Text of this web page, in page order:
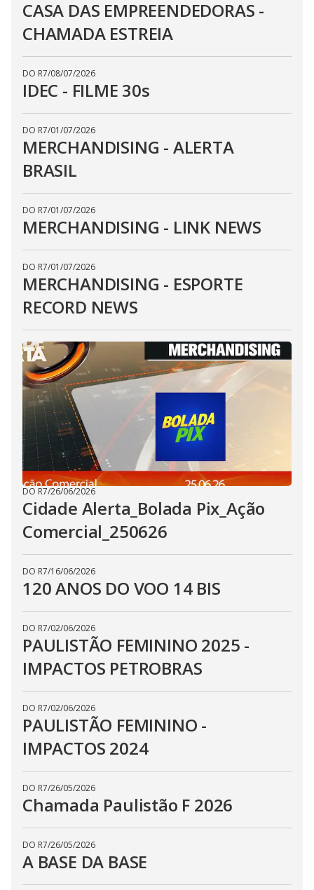
CASA DAS EMPREENDEDORAS -
CHAMADA ESTREIA
DO R7/08/07/2026
IDEC - FILME 30s
DO R7/01/07/2026
MERCHANDISING - ALERTA
BRASIL
DO R7/01/07/2026
MERCHANDISING - LINK NEWS
DO R7/01/07/2026
MERCHANDISING - ESPORTE
RECORD NEWS
DO R7/26/06/2026
Cidade Alerta_Bolada Pix_Ação
Comercial_250626
DO R7/16/06/2026
120 ANOS DO VOO 14 BIS
DO R7/02/06/2026
PAULISTÃO FEMININO 2025 -
IMPACTOS PETROBRAS
DO R7/02/06/2026
PAULISTÃO FEMININO -
IMPACTOS 2024
DO R7/26/05/2026
Chamada Paulistão F 2026
DO R7/26/05/2026
A BASE DA BASE